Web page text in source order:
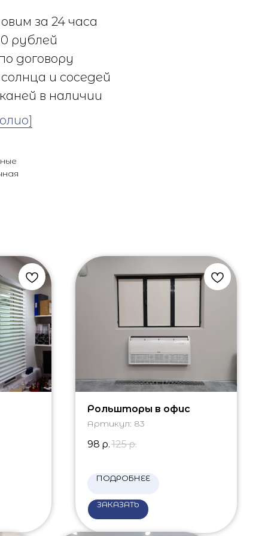
за 24 часа
рублей
договору
и соседей
в наличии
Рольшторы в офис
Артикул: 83
98 р. 125 р.
ПОДРОБНЕЕ
ЗАКАЗАТЬ